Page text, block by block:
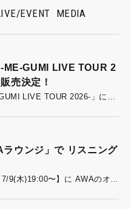
EVENT MEDIA
ME-GUMI LIVE TOUR 2
売決定！
「SNaCk PARTY!!!! -ME-GUMI LIVE TOUR 2026-」にて新GOODS販売決定！ 今回販売開始となるのはTシャツ、フェイスタオル、ラバーバンド、缶バッジの4種類！ 「ヴィンテージ風！スナックTシャツ」(M/L/XL)¥4,000 「Me-gumi［CHECK］TOWEL」¥2,500 「ポップなお菓子ラババン」¥600 「ランダムスナック缶バッジ」1個¥500 8/1(土)大阪BEYOND公演より販売開始！ 先行物販は15:00〜16:00にて実施予定です。 「SNaCk PARTY!!!! -ME-GUMI LIVE TOUR 2026-」チケット一般発売中！ イープラス チケットぴあ ローソンチケット
ウンジ」で リスニング
『SNaCk』リリース翌日【7/9(木)19:00〜】に AWAのオンライン空間"ラウンジ"で メンバーが音声とチャットで登場するリスニングパーティーを開催することが決定しました！ どなたでも無料で参加可能です◎ 参加URLはこちら ▶https://mf.awa.fm/open_megumi_0709